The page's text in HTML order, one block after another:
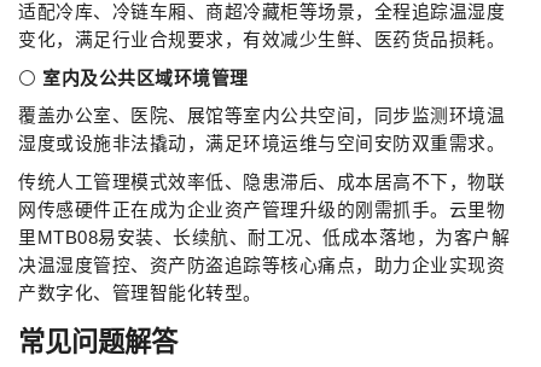
适配冷库、冷链车厢、商超冷藏柜等场景，全程追踪温湿度
变化，满足行业合规要求，有效减少生鲜、医药货品损耗。
⚪ 室内及公共区域环境管理
覆盖办公室、医院、展馆等室内公共空间，同步监测环境温
湿度或设施非法撬动，满足环境运维与空间安防双重需求。
传统人工管理模式效率低、隐患滞后、成本居高不下，物联
网传感硬件正在成为企业资产管理升级的刚需抓手。云里物
里MTB08易安装、长续航、耐工况、低成本落地，为客户解
决温湿度管控、资产防盗追踪等核心痛点，助力企业实现资
产数字化、管理智能化转型。
常见问题解答